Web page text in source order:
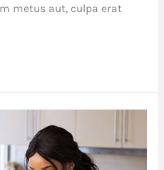
metus aut, culpa erat